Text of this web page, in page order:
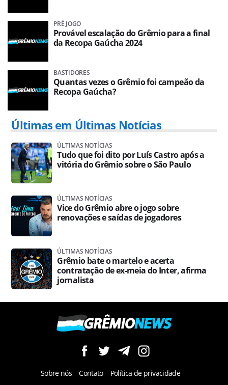
PRÉ JOGO
Provável escalação do Grêmio para a final
da Recopa Gaúcha 2024
BASTIDORES
Quantas vezes o Grêmio foi campeão da
Recopa Gaúcha?
Últimas em Últimas Notícias
ÚLTIMAS NOTÍCIAS
Tudo que foi dito por Luís Castro após a
vitória do Grêmio sobre o São Paulo
ÚLTIMAS NOTÍCIAS
Vice do Grêmio abre o jogo sobre
renovações e saídas de jogadores
ÚLTIMAS NOTÍCIAS
Grêmio bate o martelo e acerta
contratação de ex-meia do Inter, afirma
jornalista
Sobre nós Contato Política de privacidade